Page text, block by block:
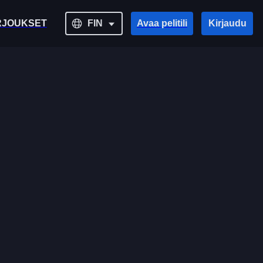
FIN Avaa pelitili Kirjaudu